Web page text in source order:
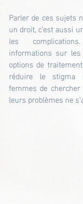
Parler de ces sujets
un droit, c'est aussi
les
informations sur
options de
réduire le stigma
femmes de
leurs problèmes ne